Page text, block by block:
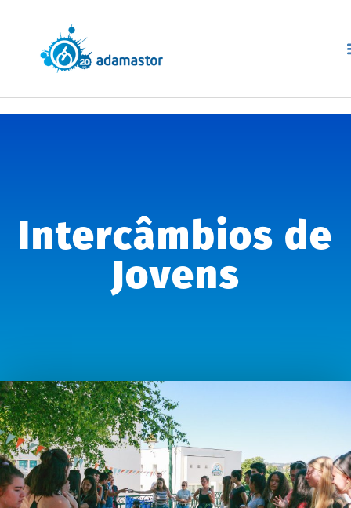
Intercâmbios de
Jovens